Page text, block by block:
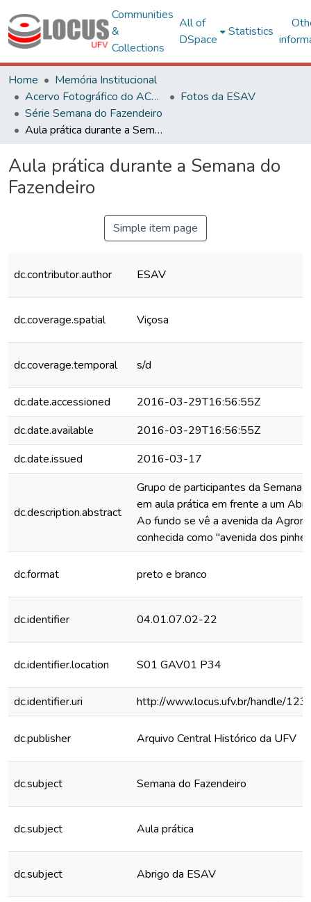
Communities
&
Collections
All of
DSpace
Statistics
Home
Memória Institucional
Acervo Fotográfico do ACH-UFV
Fotos da ESAV
Série Semana do Fazendeiro
Aula prática durante a Semana do Fazendeiro
Aula prática durante a Semana do
Fazendeiro
Simple item page
dc.contributor.author ESAV
dc.coverage.spatial Viçosa
dc.coverage.temporal s/d
dc.date.accessioned
2016-03-29T16:56:55Z
dc.date.available
2016-03-29T16:56:55Z
dc.date.issued
2016-03-17
dc.description.abstract
Grupo de participantes da Semana
em aula prática em frente a um
Ao fundo se vê a avenida da
conhecida como "avenida dos
dc.format preto e branco
dc.identifier 04.01.07.02-22
dc.identifier.location S01 GAV01 P34
dc.identifier.uri http://www.locus.ufv.br/handle/
dc.publisher Arquivo Central Histórico da UFV
dc.subject Semana do Fazendeiro
dc.subject Aula prática
dc.subject Abrigo da ESAV